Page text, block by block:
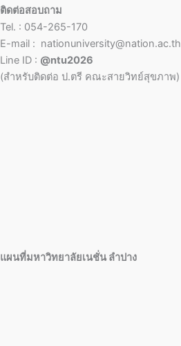
ติดต่อสอบถาม
Tel. : 054-265-170
E-mail : nationuniversity@nation.ac.th
Line ID : @ntu2026
(สำหรับติดต่อ ป.ตรี คณะสายวิทย์สุขภาพ)
แผนที่มหาวิทยาลัยเนชั่น ลำปาง